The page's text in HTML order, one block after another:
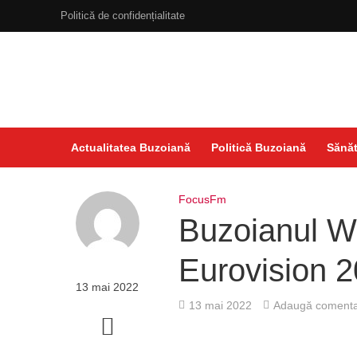
Politică de confidențialitate
Actualitatea Buzoiană Politică Buzoiană
13 mai 2022
FocusFm
Buzoianul
Eurovision
13 mai 2022 Adaugă